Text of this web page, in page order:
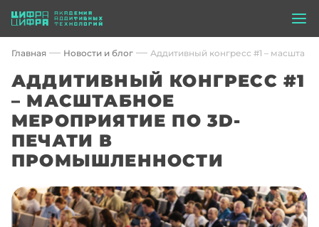
Главная Новости и блог Аддитивный конгресс #1 –
АДДИТИВНЫЙ КОНГРЕСС #1
– МАСШТАБНОЕ
МЕРОПРИЯТИЕ ПО 3D-
ПЕЧАТИ В
ПРОМЫШЛЕННОСТИ